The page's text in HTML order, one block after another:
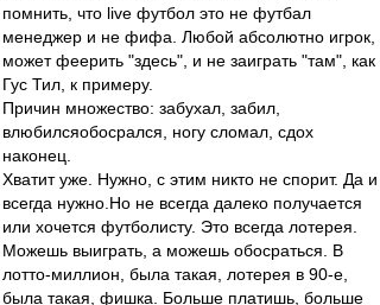
помнить, что live футбол это не футбал
менеджер и не фифа. Любой абсолютно игрок,
может феерить "здесь", и не заиграть "там", как
Гус Тил, к примеру.
Причин множество: забухал, забил,
влюбилсяобосрался, ногу сломал, сдох
наконец.
Хватит уже. Нужно, с этим никто не спорит. Да и
всегда нужно.Но не всегда далеко получается
или хочется футболисту. Это всегда лотерея.
Можешь выиграть, а можешь обосраться. В
лотто-миллион, была такая, лотерея в 90-е,
была такая, фишка. Больше платишь, больше